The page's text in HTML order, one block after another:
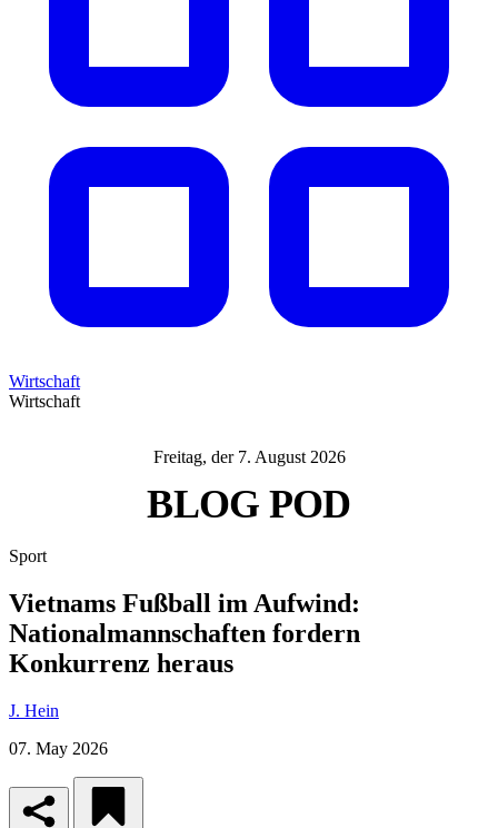
Wirtschaft
Wirtschaft
Freitag, der 7. August 2026
BLOG POD
Sport
Vietnams Fußball im Aufwind:
Nationalmannschaften fordern
Konkurrenz heraus
J. Hein
07. May 2026